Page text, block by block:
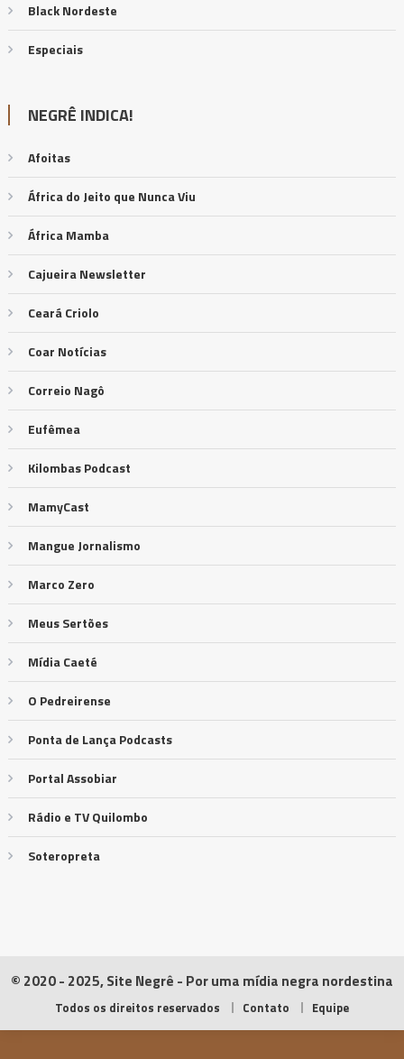
Black Nordeste
Especiais
NEGRÊ INDICA!
Afoitas
África do Jeito que Nunca Viu
África Mamba
Cajueira Newsletter
Ceará Criolo
Coar Notícias
Correio Nagô
Eufêmea
Kilombas Podcast
MamyCast
Mangue Jornalismo
Marco Zero
Meus Sertões
Mídia Caeté
O Pedreirense
Ponta de Lança Podcasts
Portal Assobiar
Rádio e TV Quilombo
Soteropreta
© 2020 - 2025, Site Negrê - Por uma mídia negra nordestina
Todos os direitos reservados Contato Equipe